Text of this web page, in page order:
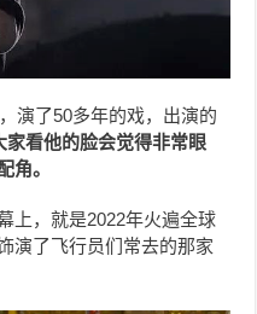
演了50多年的戏，出演的
家看他的脸会觉得非常眼
角。
上，就是2022年火遍全球
演了飞行员们常去的那家